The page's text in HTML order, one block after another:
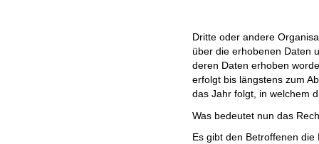
Dritte oder andere
über die erhobenen Daten
deren Daten erhoben
erfolgt bis längstens zum
das Jahr folgt, in welchem
Was bedeutet nun das
Es gibt den Betroffenen